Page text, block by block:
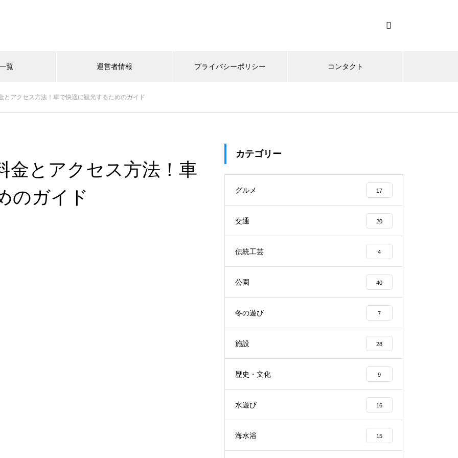
覧 運営者情報 プライバシーポリシー コンタクト
とアクセス方法！車で快適に観光するためのガイド
金とアクセス方法！車
のガイド
カテゴリー
グルメ 17
交通 20
伝統工芸 4
公園 40
冬の遊び 7
施設 28
歴史・文化 9
水遊び 16
海水浴 15